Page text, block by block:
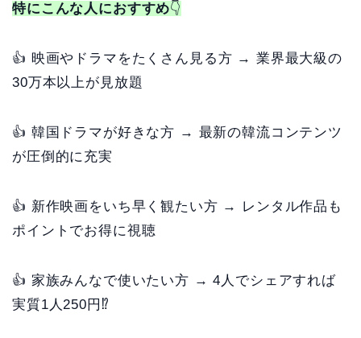
特にこんな人におすすめ👇
👍 映画やドラマをたくさん見る方 → 業界最大級の
30万本以上が見放題
👍 韓国ドラマが好きな方 → 最新の韓流コンテンツ
が圧倒的に充実
👍 新作映画をいち早く観たい方 → レンタル作品も
ポイントでお得に視聴
👍 家族みんなで使いたい方 → 4人でシェアすれば
実質1人250円⁉